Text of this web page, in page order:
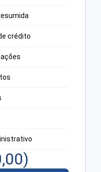
crédito
)